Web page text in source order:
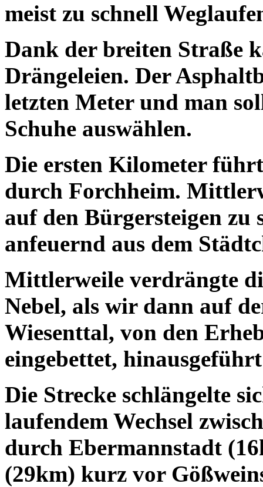
meist zu schnell
Dank der breiten Straße
Drängeleien. Der
letzten Meter und man
Schuhe auswählen.
Die ersten Kilometer
durch Forchheim.
auf den Bürgersteigen zu
anfeuernd aus dem
Mittlerweile verdrängte
Nebel, als wir dann auf
Wiesenttal, von den
eingebettet,
Die Strecke schlängelte
laufendem Wechsel
durch Ebermannstadt
(29km) kurz vor